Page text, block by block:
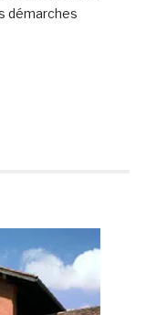
démarches